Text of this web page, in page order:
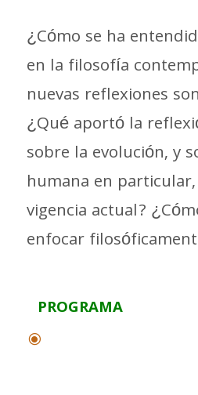
¿Cómo se ha
en la filosofía
nuevas reflexiones
¿Qué aportó la
sobre la evolución, y
humana en
vigencia actual?
enfocar
PROGRAMA
\